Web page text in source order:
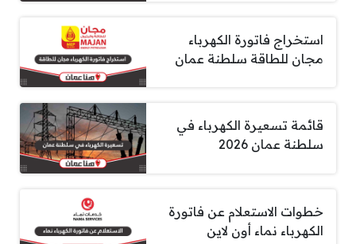
استخراج فاتورة الكهرباء
مجان للطاقة سلطنة عمان
قائمة تسعيرة الكهرباء في
سلطنة عمان 2026
خطوات الاستعلام عن فاتورة
الكهرباء نماء أون لاين